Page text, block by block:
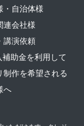
・自治体様
連会社様
講演依頼
補助金を利用して
制作を希望される
へ